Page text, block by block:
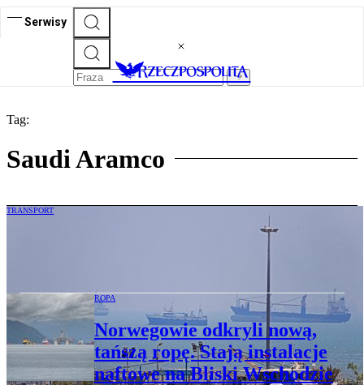
Serwisy
Tag:
Saudi Aramco
TRANSPORT
Tankowce i gazowce już przepływają
ROPA
Norwegowie odkryli nową,
tańszą ropę. Stają instalacje
naftowe na Bliski Wschodzie